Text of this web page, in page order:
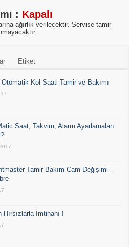
: Kapalı
ağırlık verilecektir. Servise tamir
Etiket
Kol Saati Tamir ve Bakımı
Saat, Takvim, Alarm Ayarlamaları
Tamir Bakım Cam Değişimi –
Hırsızlarla İmtihanı !